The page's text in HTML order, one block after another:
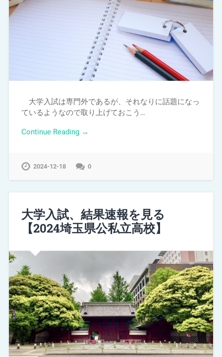
大学入試は専門外であるが、それなりに話題になっ
ているようなので取り上げておこう…
Continue Reading →
2024-12-18 0
大学入試、結果速報を見る
【2024埼玉県公私立高校】